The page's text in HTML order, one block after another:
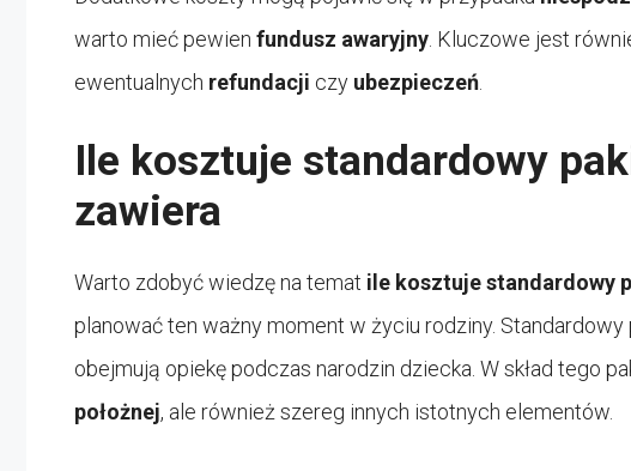
warto mieć pewien fundusz awaryjny . Kluczowe jest
ewentualnych refundacji czy ubezpieczeń
Ile kosztuje standardowy
zawiera
Warto zdobyć wiedzę na temat ile kosztuje standardowy
planować ten ważny moment w życiu rodziny.
obejmują opiekę podczas narodzin dziecka. W skład tego
położnej, ale również szereg innych istotnych elementów.